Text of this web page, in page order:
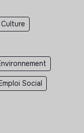
Social